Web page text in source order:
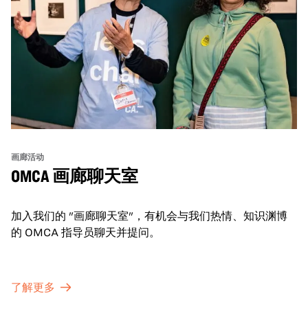
画廊活动
OMCA 画廊聊天室
加入我们的 "画廊聊天室"，有机会与我们热情、知识渊博
的 OMCA 指导员聊天并提问。
了解更多